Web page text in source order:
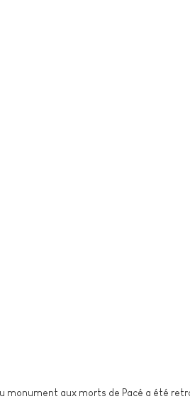
monument aux morts de Pacé a été